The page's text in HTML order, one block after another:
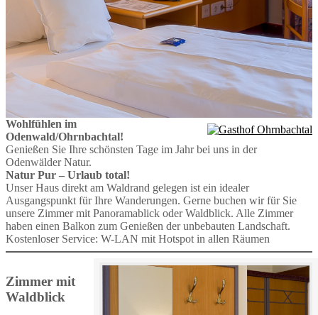
Wohlfühlen im
Odenwald/Ohrnbachtal!
Genießen Sie Ihre schönsten Tage im Jahr bei uns in der
Odenwälder Natur.
Natur Pur – Urlaub total!
Unser Haus direkt am Waldrand gelegen ist ein idealer
Ausgangspunkt für Ihre Wanderungen. Gerne buchen wir für Sie
unsere Zimmer mit Panoramablick oder Waldblick. Alle Zimmer
haben einen Balkon zum Genießen der unbebauten Landschaft.
Kostenloser Service: W-LAN mit Hotspot in allen Räumen
Zimmer mit
Waldblick